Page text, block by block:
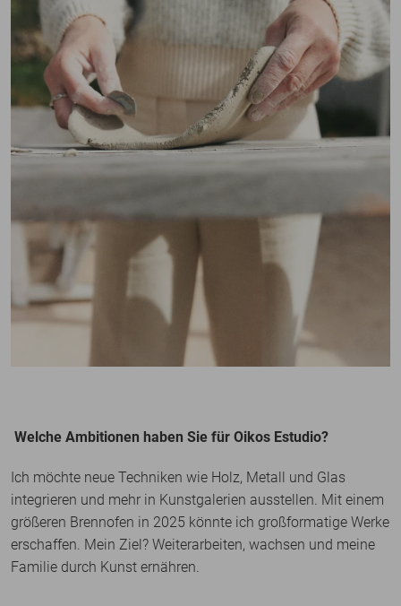
Welche Ambitionen haben Sie für Oikos Estudio?
Ich möchte neue Techniken wie Holz, Metall und Glas
integrieren und mehr in Kunstgalerien ausstellen. Mit einem
größeren Brennofen in 2025 könnte ich großformatige Werke
erschaffen. Mein Ziel? Weiterarbeiten, wachsen und meine
Familie durch Kunst ernähren.